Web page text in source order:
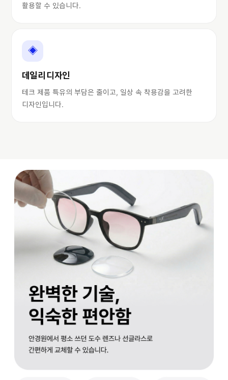
활용할 수 있습니다.
◈
데일리 디자인
테크 제품 특유의 부담은 줄이고, 일상 속 착용감을 고려한
디자인입니다.